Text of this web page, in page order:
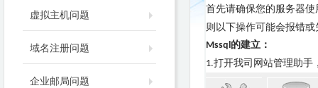
虚拟主机问题
域名注册问题
企业邮局问题
首先请确保您的服务器
则以下操作可能会报错或
Mssql的建立：
1.打开我司网站管理助手